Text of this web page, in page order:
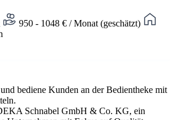
950 - 1048 € / Monat (geschätzt)
bediene Kunden an der Bedientheke mit
Schnabel GmbH & Co. KG, ein